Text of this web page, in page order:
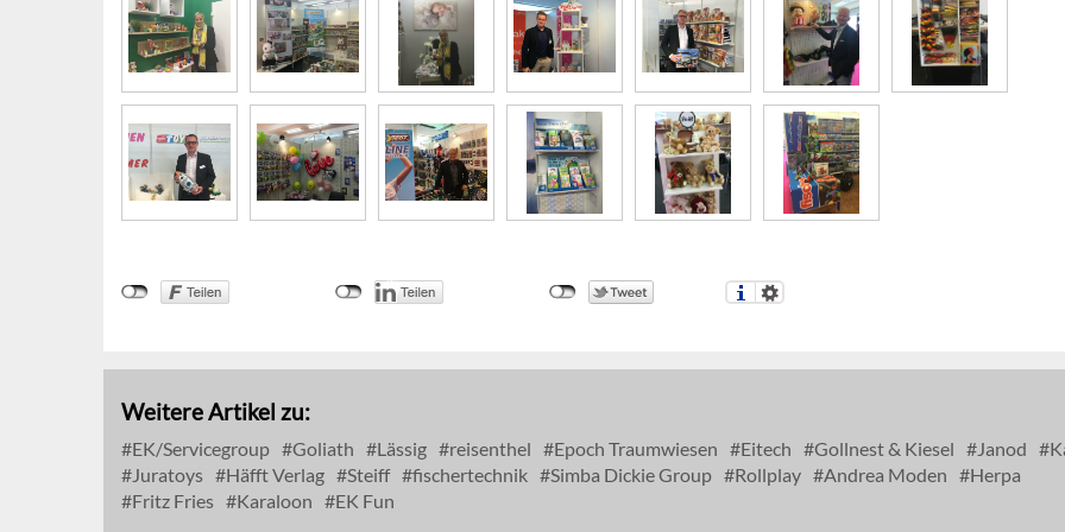
Weitere Artikel zu:
EK/Servicegroup Goliath Lässig reisenthel Epoch Traumwiesen Eitech Gollnest & Kiesel Janod
Juratoys
Häfft Verlag Steiff fischertechnik Simba Dickie Group Rollplay Andrea Moden
Herpa
Fritz Fries
Karaloon EK Fun